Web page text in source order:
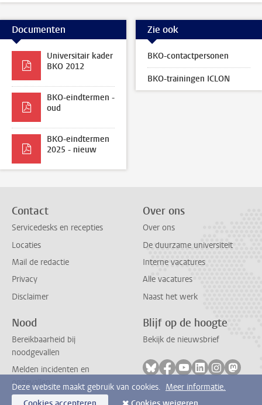
Documenten
Universitair kader
BKO 2012
BKO-eindtermen -
oud
BKO-eindtermen
2025 - nieuw
Zie ook
BKO-contactpersonen
BKO-trainingen ICLON
Contact
Servicedesks en recepties
Locaties
Mail de redactie
Privacy
Disclaimer
Over ons
Over ons
De duurzame universiteit
Interne vacatures
Alle vacatures
Naast het werk
Nood
Bereikbaarheid bij
noodgevallen
Melden incidenten en
ongevallen
Blijf op de hoogte
Bekijk de nieuwsbrief
Volg ons op bluesky
Volg ons op facebook
Volg ons op
Volg ons op
Volg ons
Volg
Deze website maakt gebruik van cookies. Meer informatie.